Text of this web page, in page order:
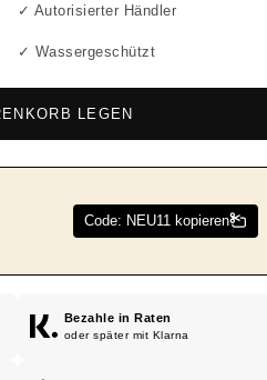
✓ Autorisierter Händler
✓ Wassergeschützt
LEGEN
Bezahle in Raten
oder später mit Klarna